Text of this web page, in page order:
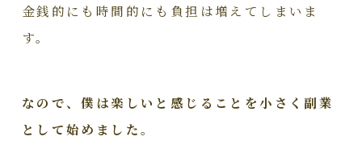
金銭的にも時間的にも負担は増えてしまいま
す。
なので、僕は楽しいと感じることを小さく副業
として始めました。